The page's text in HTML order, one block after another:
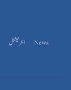
News انٹرنیشنل